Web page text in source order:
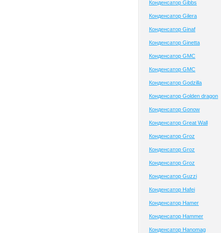
Конденсатор Gibbs
Конденсатор Gilera
Конденсатор Ginaf
Конденсатор Ginetta
Конденсатор GMC
Конденсатор GMC
Конденсатор Godzilla
Конденсатор Golden dragon
Конденсатор Gonow
Конденсатор Great Wall
Конденсатор Groz
Конденсатор Groz
Конденсатор Groz
Конденсатор Guzzi
Конденсатор Hafei
Конденсатор Hamer
Конденсатор Hammer
Конденсатор Hanomag